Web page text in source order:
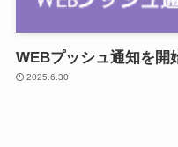
WEBプッシュ通知を開
2025.6.30